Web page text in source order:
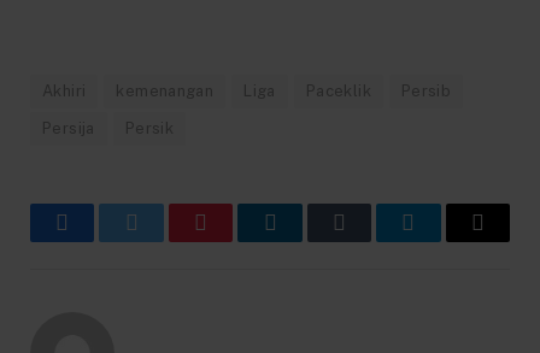
Akhiri kemenangan Liga Paceklik Persib
Persija Persik
FacebookTwitter PinterestLinkedInTumblr TelegramEmail